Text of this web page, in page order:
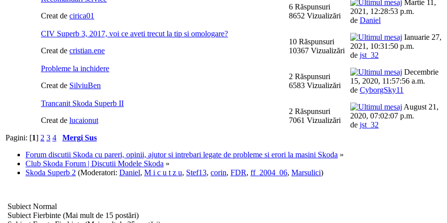
Creat de cirica01
6 Răspunsuri
8652 Vizualizări
Martie 11,
2021, 12:28:53 p.m.
de Daniel
CIV Superb 3, 2017, voi ce aveti trecut la tip si omologare?
Creat de cristian.ene
10 Răspunsuri
10367 Vizualizări
Ianuarie 27,
2021, 10:31:50 p.m.
de jst_32
Probleme la inchidere
Creat de SilviuBen
2 Răspunsuri
6583 Vizualizări
Decembrie
15, 2020, 11:57:56 a.m.
de CyborgSky11
Trancanit Skoda Superb II
Creat de lucaionut
2 Răspunsuri
7061 Vizualizări
August 21,
2020, 07:02:07 p.m.
de jst_32
Pagini: [1] 2 3 4
Mergi Sus
Forum discutii Skoda cu pareri, opinii, ajutor si intrebari legate de probleme si erori la masini Skoda »
Club Skoda Forum | Discutii Modele Skoda »
Skoda Superb 2 (Moderatori: Daniel, M i c u t z u, Stef13, corin, FDR, ff_2004_06, Marsulici)
Subiect Normal
Subiect Fierbinte (Mai mult de 15 postări)